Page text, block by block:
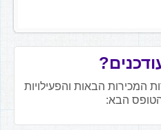
המכירות הבאות והפעילויות
הבא: